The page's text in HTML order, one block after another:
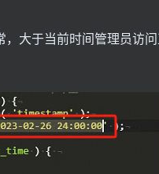
大于当前时间管理员访